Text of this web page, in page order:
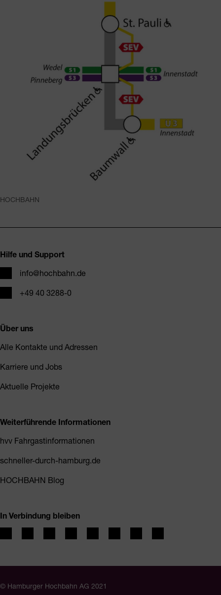
HOCHBAHN
Hilfe und Support
E-Mailinfo@hochbahn.de
Telefon+49 40 3288-0
Über uns
Alle Kontakte und Adressen
Karriere und Jobs
Aktuelle Projekte
Weiterführende Informationen
hvv Fahrgastinformationen
schneller-durch-hamburg.de
HOCHBAHN Blog
In Verbindung bleiben
© Hamburger Hochbahn AG 2021